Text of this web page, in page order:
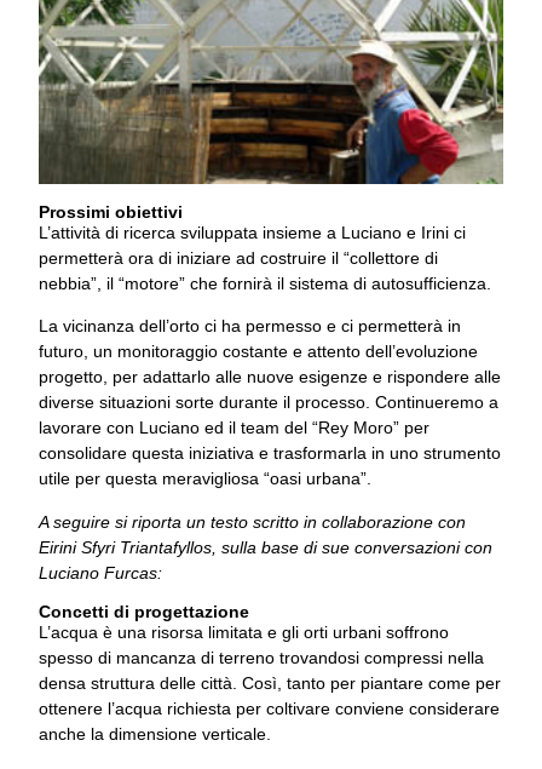
Prossimi obiettivi
L’attività di ricerca sviluppata insieme a Luciano e Irini ci
permetterà ora di iniziare ad costruire il “collettore di
nebbia”, il “motore” che fornirà il sistema di autosufficienza.
La vicinanza dell’orto ci ha permesso e ci permetterà in
futuro, un monitoraggio costante e attento dell’evoluzione
progetto, per adattarlo alle nuove esigenze e rispondere alle
diverse situazioni sorte durante il processo. Continueremo a
lavorare con Luciano ed il team del “Rey Moro” per
consolidare questa iniziativa e trasformarla in uno strumento
utile per questa meravigliosa “oasi urbana”.
A seguire si riporta un testo scritto in collaborazione con
Eirini Sfyri Triantafyllos, sulla base di sue conversazioni con
Luciano Furcas:
Concetti di progettazione
L’acqua è una risorsa limitata e gli orti urbani soffrono
spesso di mancanza di terreno trovandosi compressi nella
densa struttura delle città. Così, tanto per piantare come per
ottenere l’acqua richiesta per coltivare conviene considerare
anche la dimensione verticale.